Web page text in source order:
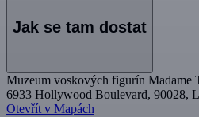
Jak se tam dostat
Muzeum voskových figurín Madame
6933 Hollywood Boulevard, 90028,
Otevřít v Mapách